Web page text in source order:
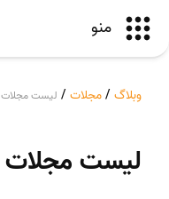
منو
وبلاگ /مجلات / لیست مجلات ISI پیوند زدن
لیست مجلات ISI پیوند زدن